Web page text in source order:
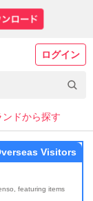
ログイン
ンドから探す
featuring items
Visitors